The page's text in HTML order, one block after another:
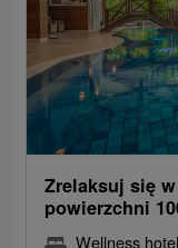
Zrelaksuj się
powierzchni
Wellness